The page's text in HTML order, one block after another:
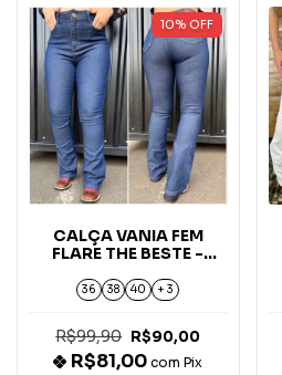
10% OFF
CALÇA VANIA FEM
FLARE THE BESTE -
36 38 40 + 3
R$99,90 R$90,00
R$81,00com Pix